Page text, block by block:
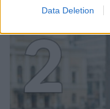
Data Deletion
2